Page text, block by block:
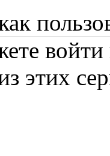
войти
этих